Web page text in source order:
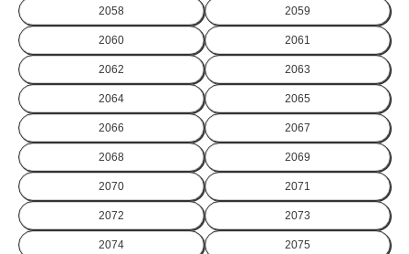
2058 2059
2060 2061
2062 2063
2064 2065
2066 2067
2068 2069
2070 2071
2072 2073
2074 2075